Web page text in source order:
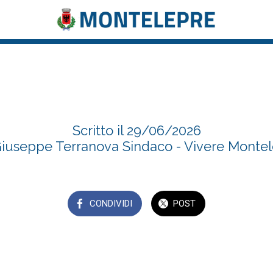
Scritto il 29/06/2026
Terranova Sindaco - Vivere
CONDIVIDI POST